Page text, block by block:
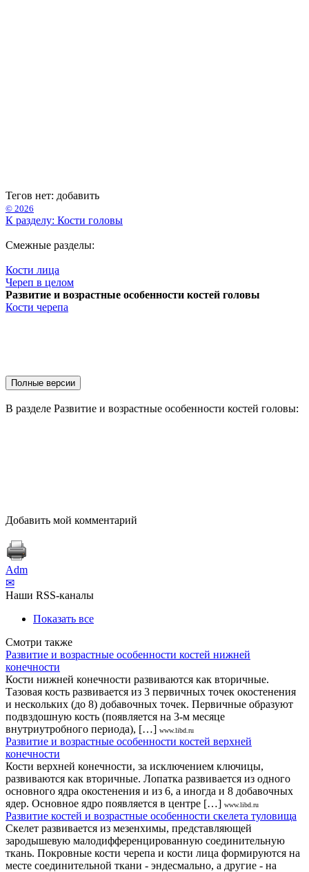
Тегов нет: добавить
© 2026
К разделу: Кости головы
Смежные разделы:
Кости лица
Череп в целом
Развитие и возрастные особенности костей головы
Кости черепа
В разделе Развитие и возрастные особенности костей головы:
Добавить мой комментарий
Adm
✉
Наши RSS-каналы
Показать все
Смотри также
Развитие и возрастные особенности костей нижней
конечности
Кости нижней конечности развиваются как вторичные.
Тазовая кость развивается из 3 первичных точек окостенения
и нескольких (до 8) добавочных точек. Первичные образуют
подвздошную кость (появляется на 3-м месяце
внутриутробного периода), […] www.libd.ru
Развитие и возрастные особенности костей верхней
конечности
Кости верхней конечности, за исключением ключицы,
развиваются как вторичные. Лопатка развивается из одного
основного ядра окостенения и из 6, а иногда и 8 добавочных
ядер. Основное ядро появляется в центре […] www.libd.ru
Развитие костей и возрастные особенности скелета туловища
Скелет развивается из мезенхимы, представляющей
зародышевую малодифференцированную соединительную
ткань. Покровные кости черепа и кости лица формируются на
месте соединительной ткани - эндесмально, а другие - на